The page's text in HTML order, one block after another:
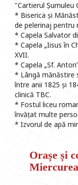
"Cartierul Șumuleu
* Biserica și
de pelerinaj pentru
* Capela Salvator
* Capela „Iisus în
XVII.
* Capela „Sf.
* Lângă mănăstire
între anii 1825 și
clinică TBC.
* Fostul liceu
învățat multe
* Izvorul de apă
Orașe și